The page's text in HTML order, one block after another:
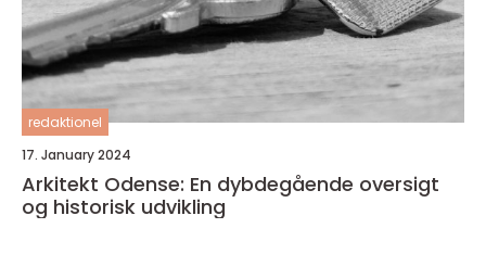
redaktionel
17. January 2024
Arkitekt Odense: En dybdegående oversigt
og historisk udvikling